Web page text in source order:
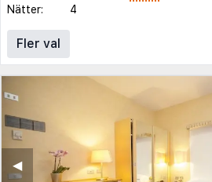
Nätter:
4
Fler val
◀︎